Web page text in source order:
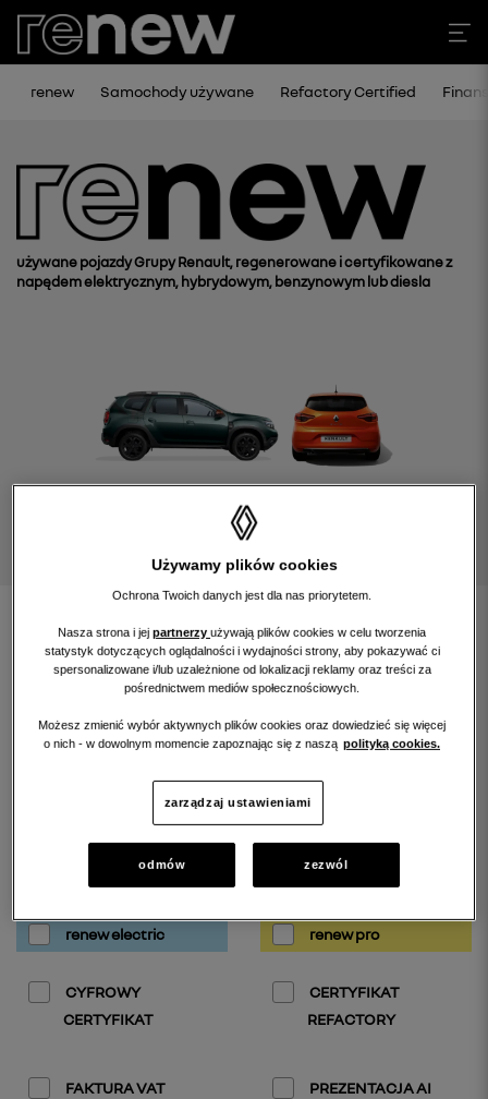
renew Samochody używane Refactory Certified
używane pojazdy Grupy Renault, regenerowane i certyfikowane z
napędem elektrycznym, hybrydowym, benzynowym lub diesla
znajdź samochód
rozwiń wyszukiwarkę
filtruj wyniki szukania według:
renew gold
renew electric renew pro
CYFROWY
CERTYFIKAT
CERTYFIKAT
REFACTORY
FAKTURA VAT PREZENTACJA AI
Używamy plików cookies
Ochrona Twoich danych jest dla nas priorytetem.
Nasza strona i jej partnerzy używają plików cookies w celu tworzenia
statystyk dotyczących oglądalności i wydajności strony, aby pokazywać ci
spersonalizowane i/lub uzależnione od lokalizacji reklamy oraz treści za
pośrednictwem mediów społecznościowych.
Możesz zmienić wybór aktywnych plików cookies oraz dowiedzieć się więcej
o nich - w dowolnym momencie zapoznając się z naszą polityką cookies.
zarządzaj ustawieniami
odmów zezwól